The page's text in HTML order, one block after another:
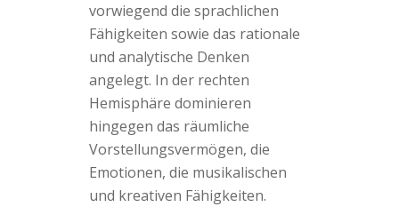
vorwiegend die sprachlichen
Fähigkeiten sowie das rationale
und analytische Denken
angelegt. In der rechten
Hemisphäre dominieren
hingegen das räumliche
Vorstellungsvermögen, die
Emotionen, die musikalischen
und kreativen Fähigkeiten.